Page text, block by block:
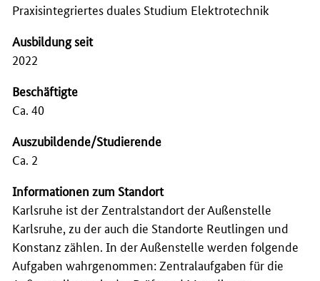
Praxisintegriertes duales Studium Elektrotechnik
Ausbildung seit
2022
Beschäftigte
Ca. 40
Auszubildende/Studierende
Ca. 2
Informationen zum Standort
Karlsruhe ist der Zentralstandort der Außenstelle
Karlsruhe, zu der auch die Standorte Reutlingen und
Konstanz zählen. In der Außenstelle werden folgende
Aufgaben wahrgenommen: Zentralaufgaben für die